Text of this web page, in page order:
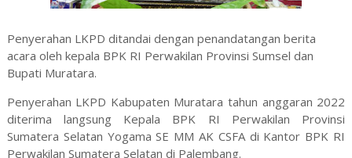
Penyerahan LKPD ditandai dengan penandatangan berita
acara oleh kepala BPK RI Perwakilan Provinsi Sumsel dan
Bupati Muratara.
Penyerahan LKPD Kabupaten Muratara tahun anggaran 2022
diterima langsung Kepala BPK RI Perwakilan Provinsi
Sumatera Selatan Yogama SE MM AK CSFA di Kantor BPK RI
Perwakilan Sumatera Selatan di Palembang.